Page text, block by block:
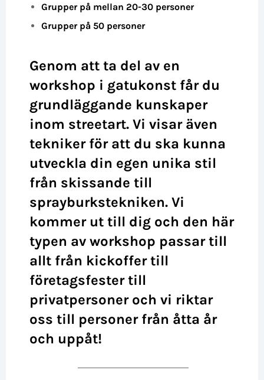
Grupper på mellan 20-30 personer
Grupper på 50 personer
Genom att ta del av en
workshop i gatukonst får du
grundläggande kunskaper
inom streetart. Vi visar även
tekniker för att du ska kunna
utveckla din egen unika stil
från skissande till
sprayburkstekniken. Vi
kommer ut till dig och den här
typen av workshop passar till
allt från kickoffer till
företagsfester till
privatpersoner och vi riktar
oss till personer från åtta år
och uppåt!